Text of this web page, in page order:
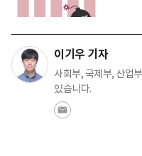
이기우 기자
사회부, 국제부, 산업
있습니다.